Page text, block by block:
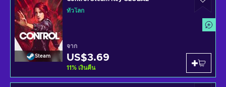
Steam
ทั่วโลก
จาก
US$3.69
11% เงินคืน